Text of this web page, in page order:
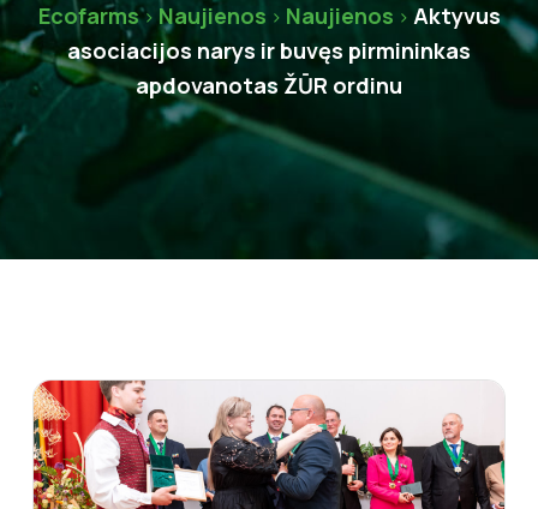
Ecofarms>Naujienos > Naujienos > Aktyvus
asociacijos narys ir buvęs pirmininkas
apdovanotas ŽŪR ordinu